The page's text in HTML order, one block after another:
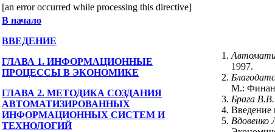
[an error occurred while processing this directive]
В начало
ВВЕДЕНИЕ
ГЛАВА 1. ИНФОРМАЦИОННЫЕ
ПРОЦЕССЫ В ЭКОНОМИКЕ
ГЛАВА 2. МЕТОДИКА СОЗДАНИЯ
АВТОМАТИЗИРОВАННЫХ
ИНФОРМАЦИОННЫХ СИСТЕМ И
ТЕХНОЛОГИЙ
1997.
М.:
Брага В.В.
Вдовенко